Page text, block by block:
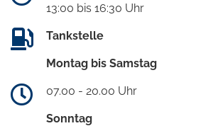
13:00 bis 16:30 Uhr
Tankstelle
Montag bis Samstag
07.00 - 20.00 Uhr
Sonntag